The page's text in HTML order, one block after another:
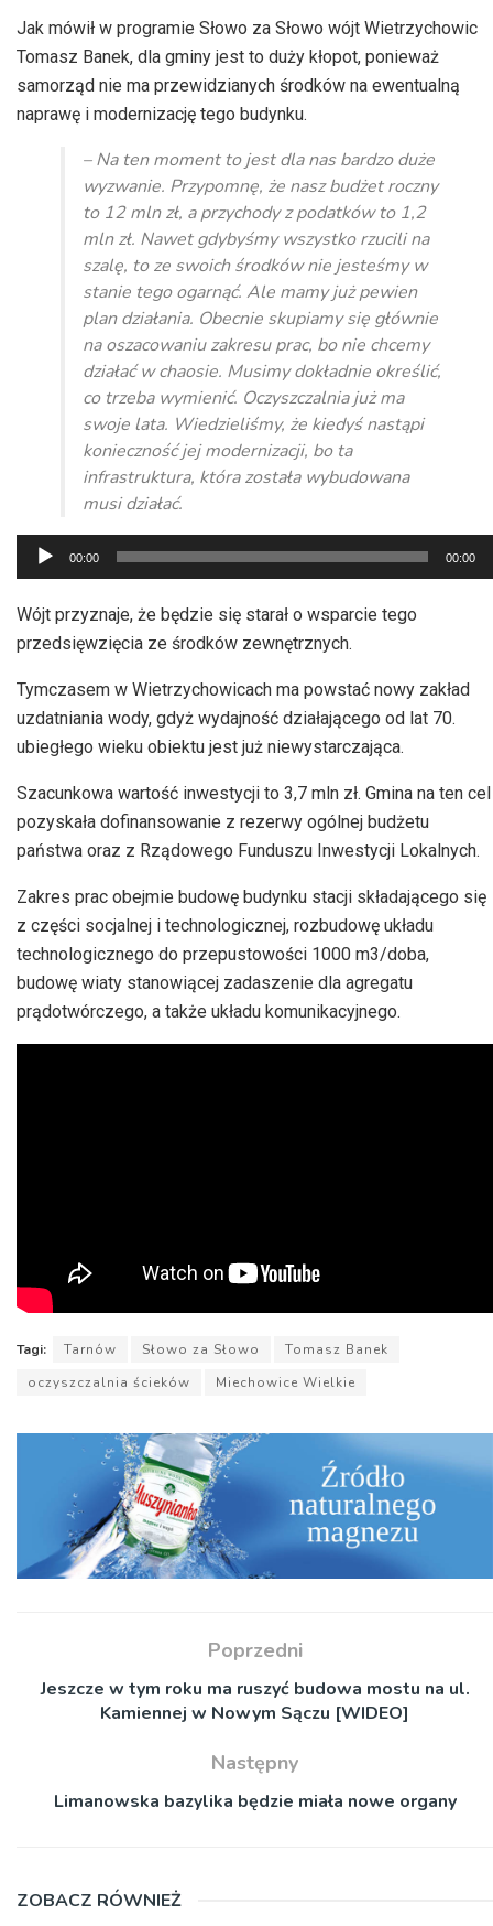
Jak mówił w programie Słowo za Słowo wójt Wietrzychowic
Tomasz Banek, dla gminy jest to duży kłopot, ponieważ
samorząd nie ma przewidzianych środków na ewentualną
naprawę i modernizację tego budynku.
– Na ten moment to jest dla nas bardzo duże
wyzwanie. Przypomnę, że nasz budżet roczny
to 12 mln zł, a przychody z podatków to 1,2
mln zł. Nawet gdybyśmy wszystko rzucili na
szalę, to ze swoich środków nie jesteśmy w
stanie tego ogarnąć. Ale mamy już pewien
plan działania. Obecnie skupiamy się głównie
na oszacowaniu zakresu prac, bo nie chcemy
działać w chaosie. Musimy dokładnie określić,
co trzeba wymienić. Oczyszczalnia już ma
swoje lata. Wiedzieliśmy, że kiedyś nastąpi
konieczność jej modernizacji, bo ta
infrastruktura, która została wybudowana
musi działać.
Odtwarzacz
plików
dźwiękowych
00:00 00:00
Wójt przyznaje, że będzie się starał o wsparcie tego
przedsięwzięcia ze środków zewnętrznych.
Tymczasem w Wietrzychowicach ma powstać nowy zakład
uzdatniania wody, gdyż wydajność działającego od lat 70.
ubiegłego wieku obiektu jest już niewystarczająca.
Szacunkowa wartość inwestycji to 3,7 mln zł. Gmina na ten cel
pozyskała dofinansowanie z rezerwy ogólnej budżetu
państwa oraz z Rządowego Funduszu Inwestycji Lokalnych.
Zakres prac obejmie budowę budynku stacji składającego się
z części socjalnej i technologicznej, rozbudowę układu
technologicznego do przepustowości 1000 m3/doba,
budowę wiaty stanowiącej zadaszenie dla agregatu
prądotwórczego, a także układu komunikacyjnego.
Tagi: Tarnów Słowo za Słowo
Tomasz Banek
oczyszczalnia ścieków
Miechowice Wielkie
Poprzedni
Jeszcze w tym roku ma ruszyć budowa mostu na ul.
Kamiennej w Nowym Sączu [WIDEO]
Następny
Limanowska bazylika będzie miała nowe organy
ZOBACZ RÓWNIEŻ